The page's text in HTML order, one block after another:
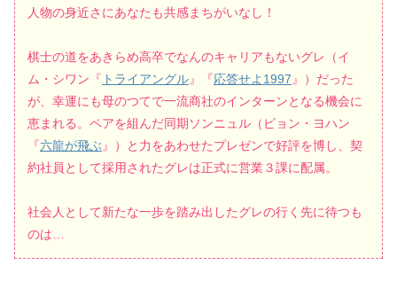
人物の身近さにあなたも共感まちがいなし！
棋士の道をあきらめ高卒でなんのキャリアもないグレ（イ
ム・シワン『 トライアングル』『応答せよ1997 』）だった
が、幸運にも母のつてで一流商社のインターンとなる機会に
恵まれる。ペアを組んだ同期ソンニュル（ピョン・ヨハン
『六龍が飛ぶ 』）と力をあわせたプレゼンで好評を博し、契
約社員として採用されたグレは正式に営業３課に配属。
社会人として新たな一歩を踏み出したグレの行く先に待つも
のは…